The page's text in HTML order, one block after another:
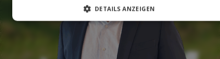
DETAILS ANZEIGEN